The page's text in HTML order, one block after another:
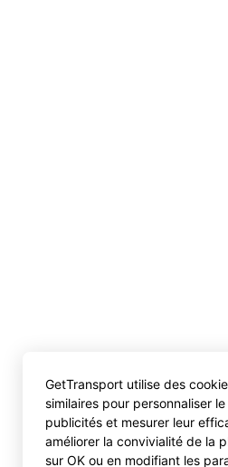
GetTransport utilise des
similaires pour personnaliser
publicités et mesurer leur
améliorer la convivialité de la
sur OK ou en modifiant les